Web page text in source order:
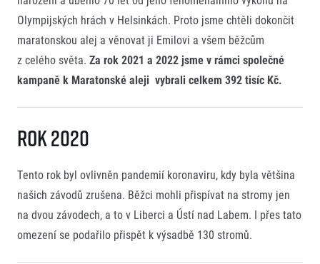
Olympijských hrách v Helsinkách. Proto jsme chtěli dokončit
maratonskou alej a věnovat ji Emilovi a všem běžcům
z celého světa. Za rok 2021 a 2022 jsme v rámci společné
kampaně k Maratonské aleji vybrali celkem 392 tisíc Kč.
Rok 2020
Tento rok byl ovlivněn pandemií koronaviru, kdy byla většina
našich závodů zrušena. Běžci mohli přispívat na stromy jen
na dvou závodech, a to v Liberci a Ústí nad Labem. I přes tato
omezení se podařilo přispět k výsadbě 130 stromů.